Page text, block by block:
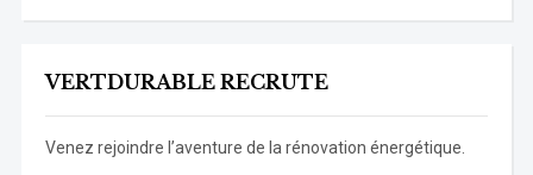
VERTDURABLE RECRUTE
Venez rejoindre l’aventure de la rénovation énergétique.